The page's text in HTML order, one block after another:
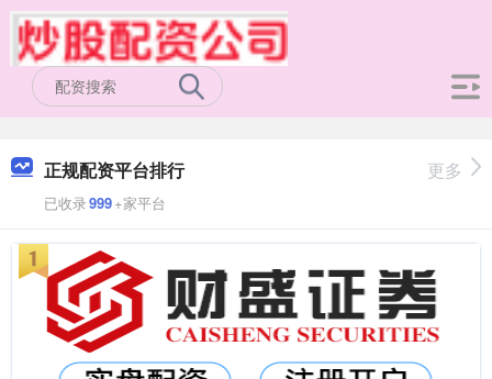
正规配资平台排行
已收录999+家平台
更多